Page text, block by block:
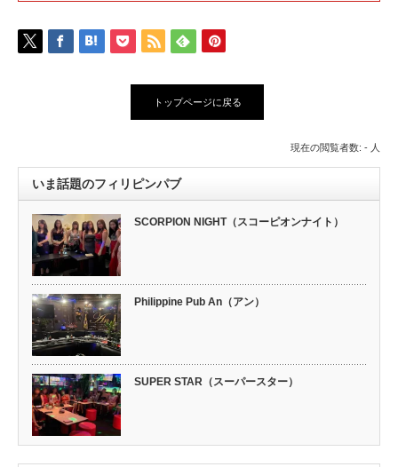
トップページに戻る
現在の閲覧者数: - 人
いま話題のフィリピンパブ
SCORPION NIGHT（スコーピオンナイト）
Philippine Pub An（アン）
SUPER STAR（スーパースター）